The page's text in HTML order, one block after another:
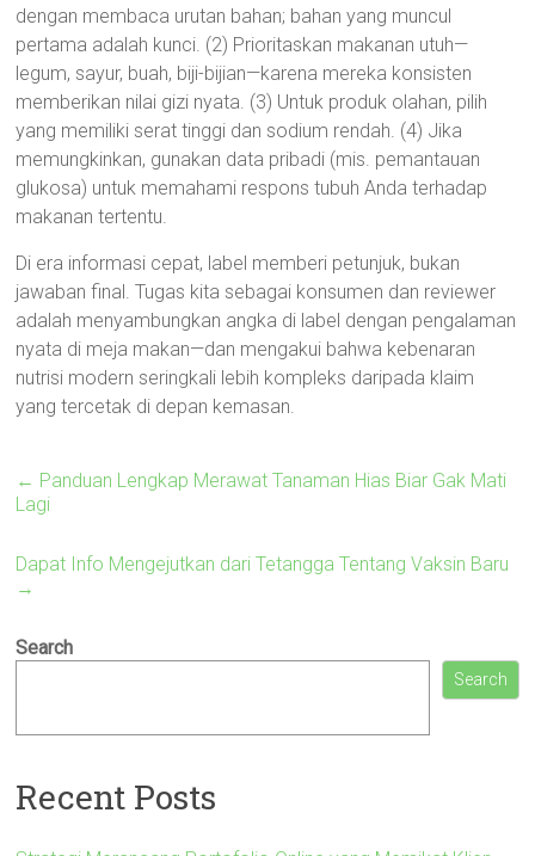
dengan membaca urutan bahan; bahan yang muncul
pertama adalah kunci. (2) Prioritaskan makanan utuh—
legum, sayur, buah, biji-bijian—karena mereka konsisten
memberikan nilai gizi nyata. (3) Untuk produk olahan, pilih
yang memiliki serat tinggi dan sodium rendah. (4) Jika
memungkinkan, gunakan data pribadi (mis. pemantauan
glukosa) untuk memahami respons tubuh Anda terhadap
makanan tertentu.
Di era informasi cepat, label memberi petunjuk, bukan
jawaban final. Tugas kita sebagai konsumen dan reviewer
adalah menyambungkan angka di label dengan pengalaman
nyata di meja makan—dan mengakui bahwa kebenaran
nutrisi modern seringkali lebih kompleks daripada klaim
yang tercetak di depan kemasan.
← Panduan Lengkap Merawat Tanaman Hias Biar Gak Mati
Lagi
Dapat Info Mengejutkan dari Tetangga Tentang Vaksin Baru
→
Search
Search
Recent Posts